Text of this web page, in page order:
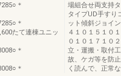
＊
＊
たて連棟ユニッ
＊
＊
場組合せ両支持
タイプUD手すり
ット傾斜ジョイ
４１０１５１０
０１０１７１０
立・運搬・取付
故、ケガ等を防
く読んで、正常